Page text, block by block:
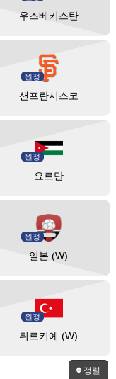
우즈베키스탄
원정
샌프란시스코
원정
요르단
원정
일본 (W)
원정
튀르키예 (W)
정렬